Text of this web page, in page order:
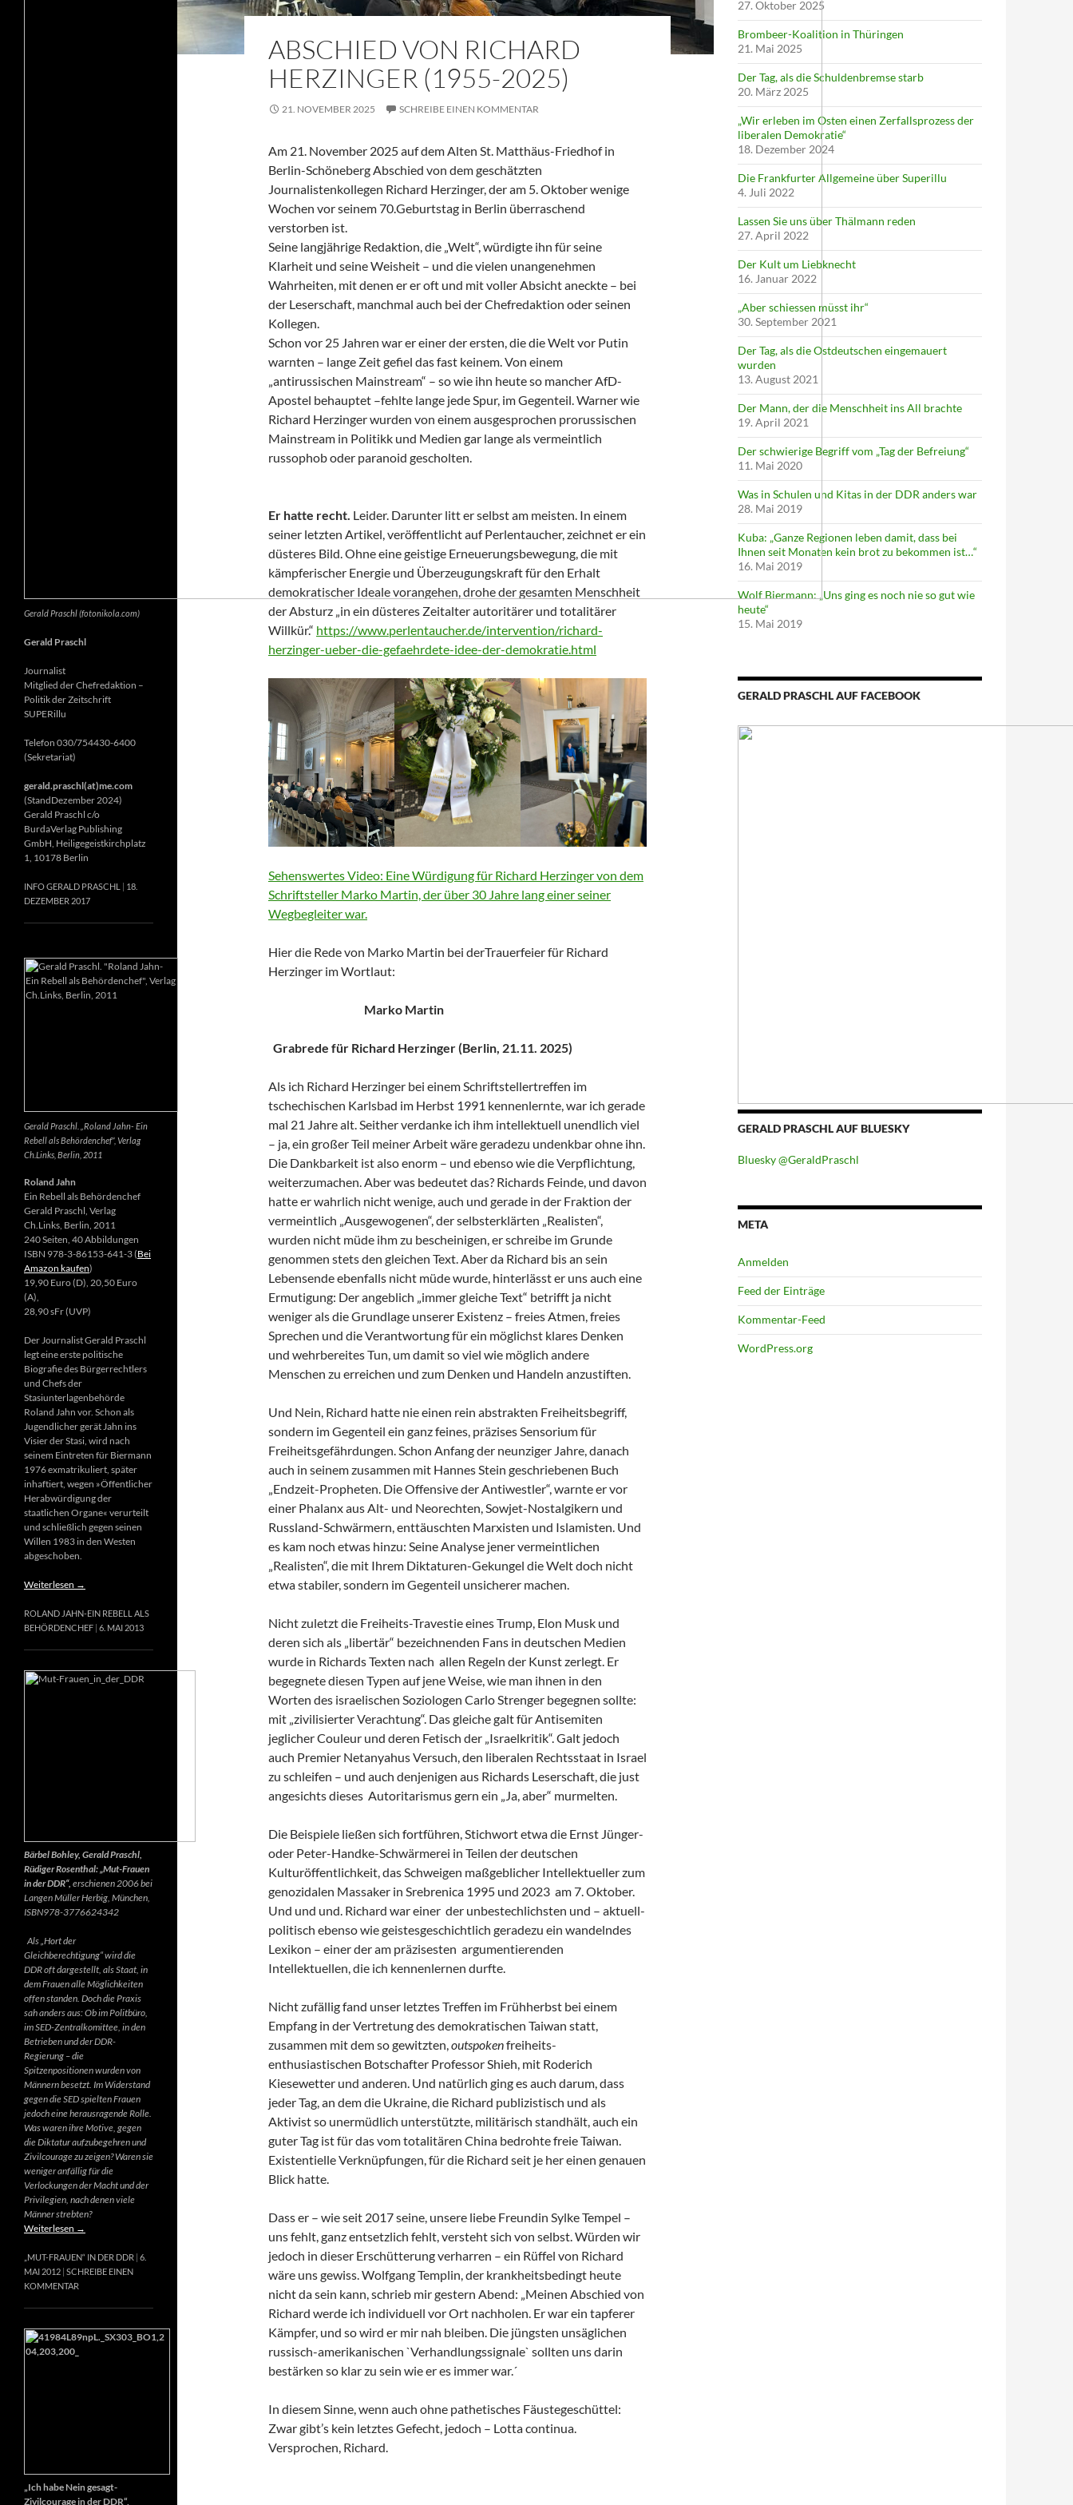
ABSCHIED VON RICHARD
HERZINGER (1955-2025)
21. NOVEMBER 2025 SCHREIBE EINEN KOMMENTAR
Am 21. November 2025 auf dem Alten St. Matthäus-Friedhof in
Berlin-Schöneberg Abschied von dem geschätzten
Journalistenkollegen Richard Herzinger, der am 5. Oktober wenige
Wochen vor seinem 70.Geburtstag in Berlin überraschend
verstorben ist.
Seine langjährige Redaktion, die „Welt“, würdigte ihn für seine
Klarheit und seine Weisheit – und die vielen unangenehmen
Wahrheiten, mit denen er er oft und mit voller Absicht aneckte – bei
der Leserschaft, manchmal auch bei der Chefredaktion oder seinen
Kollegen.
Schon vor 25 Jahren war er einer der ersten, die die Welt vor Putin
warnten – lange Zeit gefiel das fast keinem. Von einem
„antirussischen Mainstream“ – so wie ihn heute so mancher AfD-
Apostel behauptet –fehlte lange jede Spur, im Gegenteil. Warner wie
Richard Herzinger wurden von einem ausgesprochen prorussischen
Mainstream in Politikk und Medien gar lange als vermeintlich
russophob oder paranoid gescholten.
Er hatte recht. Leider. Darunter litt er selbst am meisten. In einem
seiner letzten Artikel, veröffentlicht auf Perlentaucher, zeichnet er ein
düsteres Bild. Ohne eine geistige Erneuerungsbewegung, die mit
kämpferischer Energie und Überzeugungskraft für den Erhalt
demokratischer Ideale vorangehen, drohe der gesamten Menschheit
der Absturz „in ein düsteres Zeitalter autoritärer und totalitärer
Willkür.“ https://www.perlentaucher.de/intervention/richard-
herzinger-ueber-die-gefaehrdete-idee-der-demokratie.html
Sehenswertes Video: Eine Würdigung für Richard Herzinger von dem
Schriftsteller Marko Martin, der über 30 Jahre lang einer seiner
Wegbegleiter war.
Hier die Rede von Marko Martin bei derTrauerfeier für Richard
Herzinger im Wortlaut:
Marko Martin
Grabrede für Richard Herzinger (Berlin, 21.11. 2025)
Als ich Richard Herzinger bei einem Schriftstellertreffen im
tschechischen Karlsbad im Herbst 1991 kennenlernte, war ich gerade
mal 21 Jahre alt. Seither verdanke ich ihm intellektuell unendlich viel
– ja, ein großer Teil meiner Arbeit wäre geradezu undenkbar ohne ihn.
Die Dankbarkeit ist also enorm – und ebenso wie die Verpflichtung,
weiterzumachen. Aber was bedeutet das? Richards Feinde, und davon
hatte er wahrlich nicht wenige, auch und gerade in der Fraktion der
vermeintlich „Ausgewogenen“, der selbsterklärten „Realisten“,
wurden nicht müde ihm zu bescheinigen, er schreibe im Grunde
genommen stets den gleichen Text. Aber da Richard bis an sein
Lebensende ebenfalls nicht müde wurde, hinterlässt er uns auch eine
Ermutigung: Der angeblich „immer gleiche Text“ betrifft ja nicht
weniger als die Grundlage unserer Existenz – freies Atmen, freies
Sprechen und die Verantwortung für ein möglichst klares Denken
und wehrbereites Tun, um damit so viel wie möglich andere
Menschen zu erreichen und zum Denken und Handeln anzustiften.
Und Nein, Richard hatte nie einen rein abstrakten Freiheitsbegriff,
sondern im Gegenteil ein ganz feines, präzises Sensorium für
Freiheitsgefährdungen. Schon Anfang der neunziger Jahre, danach
auch in seinem zusammen mit Hannes Stein geschriebenen Buch
„Endzeit-Propheten. Die Offensive der Antiwestler“, warnte er vor
einer Phalanx aus Alt- und Neorechten, Sowjet-Nostalgikern und
Russland-Schwärmern, enttäuschten Marxisten und Islamisten. Und
es kam noch etwas hinzu: Seine Analyse jener vermeintlichen
„Realisten“, die mit Ihrem Diktaturen-Gekungel die Welt doch nicht
etwa stabiler, sondern im Gegenteil unsicherer machen.
Nicht zuletzt die Freiheits-Travestie eines Trump, Elon Musk und
deren sich als „libertär“ bezeichnenden Fans in deutschen Medien
wurde in Richards Texten nach allen Regeln der Kunst zerlegt. Er
begegnete diesen Typen auf jene Weise, wie man ihnen in den
Worten des israelischen Soziologen Carlo Strenger begegnen sollte:
mit „zivilisierter Verachtung“. Das gleiche galt für Antisemiten
jeglicher Couleur und deren Fetisch der „Israelkritik“. Galt jedoch
auch Premier Netanyahus Versuch, den liberalen Rechtsstaat in Israel
zu schleifen – und auch denjenigen aus Richards Leserschaft, die just
angesichts dieses Autoritarismus gern ein „Ja, aber“ murmelten.
Die Beispiele ließen sich fortführen, Stichwort etwa die Ernst Jünger-
oder Peter-Handke-Schwärmerei in Teilen der deutschen
Kulturöffentlichkeit, das Schweigen maßgeblicher Intellektueller zum
genozidalen Massaker in Srebrenica 1995 und 2023 am 7. Oktober.
Und und und. Richard war einer der unbestechlichsten und – aktuell-
politisch ebenso wie geistesgeschichtlich geradezu ein wandelndes
Lexikon – einer der am präzisesten argumentierenden
Intellektuellen, die ich kennenlernen durfte.
Nicht zufällig fand unser letztes Treffen im Frühherbst bei einem
Empfang in der Vertretung des demokratischen Taiwan statt,
zusammen mit dem so gewitzten, outspokenfreiheits-
enthusiastischen Botschafter Professor Shieh, mit Roderich
Kiesewetter und anderen. Und natürlich ging es auch darum, dass
jeder Tag, an dem die Ukraine, die Richard publizistisch und als
Aktivist so unermüdlich unterstützte, militärisch standhält, auch ein
guter Tag ist für das vom totalitären China bedrohte freie Taiwan.
Existentielle Verknüpfungen, für die Richard seit je her einen genauen
Blick hatte.
Dass er – wie seit 2017 seine, unsere liebe Freundin Sylke Tempel –
uns fehlt, ganz entsetzlich fehlt, versteht sich von selbst. Würden wir
jedoch in dieser Erschütterung verharren – ein Rüffel von Richard
wäre uns gewiss. Wolfgang Templin, der krankheitsbedingt heute
nicht da sein kann, schrieb mir gestern Abend: „Meinen Abschied von
Richard werde ich individuell vor Ort nachholen. Er war ein tapferer
Kämpfer, und so wird er mir nah bleiben. Die jüngsten unsäglichen
russisch-amerikanischen `Verhandlungssignale` sollten uns darin
bestärken so klar zu sein wie er es immer war.´
In diesem Sinne, wenn auch ohne pathetisches Fäustegeschüttel:
Zwar gibt’s kein letztes Gefecht, jedoch – Lotta continua.
Versprochen, Richard.
27. Oktober 2025
Brombeer-Koalition in Thüringen
21. Mai 2025
Der Tag, als die Schuldenbremse starb
20. März 2025
„Wir erleben im Osten einen Zerfallsprozess der
liberalen Demokratie“
18. Dezember 2024
Die Frankfurter Allgemeine über Superillu
4. Juli 2022
Lassen Sie uns über Thälmann reden
27. April 2022
Der Kult um Liebknecht
16. Januar 2022
„Aber schiessen müsst ihr“
30. September 2021
Der Tag, als die Ostdeutschen eingemauert
wurden
13. August 2021
Der Mann, der die Menschheit ins All brachte
19. April 2021
Der schwierige Begriff vom „Tag der Befreiung“
11. Mai 2020
Was in Schulen und Kitas in der DDR anders war
28. Mai 2019
Kuba: „Ganze Regionen leben damit, dass bei
Ihnen seit Monaten kein brot zu bekommen ist…“
16. Mai 2019
Wolf Biermann: „Uns ging es noch nie so gut wie
heute“
15. Mai 2019
GERALD PRASCHL AUF FACEBOOK
GERALD PRASCHL AUF BLUESKY
Bluesky @GeraldPraschl
META
Anmelden
Feed der Einträge
Kommentar-Feed
WordPress.org
Gerald Praschl (fotonikola.com)
Gerald Praschl
Journalist
Mitglied der Chefredaktion –
Politik der Zeitschrift
SUPERillu
Telefon 030/754430-6400
(Sekretariat)
gerald.praschl(at)me.com
(StandDezember 2024)
Gerald Praschl c/o
BurdaVerlag Publishing
GmbH, Heiligegeistkirchplatz
1, 10178 Berlin
INFO GERALD PRASCHL
18.
DEZEMBER 2017
Gerald Praschl. „Roland Jahn- Ein
Rebell als Behördenchef“, Verlag
Ch.Links, Berlin, 2011
Roland Jahn
Ein Rebell als Behördenchef
Gerald Praschl, Verlag
Ch.Links, Berlin, 2011
240 Seiten, 40 Abbildungen
ISBN 978-3-86153-641-3 (Bei
Amazon kaufen)
19,90 Euro (D), 20,50 Euro
(A),
28,90 sFr (UVP)
Der Journalist Gerald Praschl
legt eine erste politische
Biografie des Bürgerrechtlers
und Chefs der
Stasiunterlagenbehörde
Roland Jahn vor. Schon als
Jugendlicher gerät Jahn ins
Visier der Stasi, wird nach
seinem Eintreten für Biermann
1976 exmatrikuliert, später
inhaftiert, wegen »Öffentlicher
Herabwürdigung der
staatlichen Organe« verurteilt
und schließlich gegen seinen
Willen 1983 in den Westen
abgeschoben.
Weiterlesen →
ROLAND JAHN-EIN REBELL ALS
BEHÖRDENCHEF 6. MAI 2013
Bärbel Bohley, Gerald Praschl,
Rüdiger Rosenthal: „Mut-Frauen
in der DDR“, erschienen 2006 bei
Langen Müller Herbig, München,
ISBN978-3776624342
Als „Hort der
Gleichberechtigung“ wird die
DDR oft dargestellt, als Staat, in
dem Frauen alle Möglichkeiten
offen standen. Doch die Praxis
sah anders aus: Ob im Politbüro,
im SED-Zentralkomittee, in den
Betrieben und der DDR-
Regierung – die
Spitzenpositionen wurden von
Männern besetzt. Im Widerstand
gegen die SED spielten Frauen
jedoch eine herausragende Rolle.
Was waren ihre Motive, gegen
die Diktatur aufzubegehren und
Zivilcourage zu zeigen? Waren sie
weniger anfällig für die
Verlockungen der Macht und der
Privilegien, nach denen viele
Männer strebten?
Weiterlesen →
„MUT-FRAUEN“ IN DER DDR 6.
MAI 2012 SCHREIBE EINEN
KOMMENTAR
„Ich habe Nein gesagt-
Zivilcourage in der DDR“,